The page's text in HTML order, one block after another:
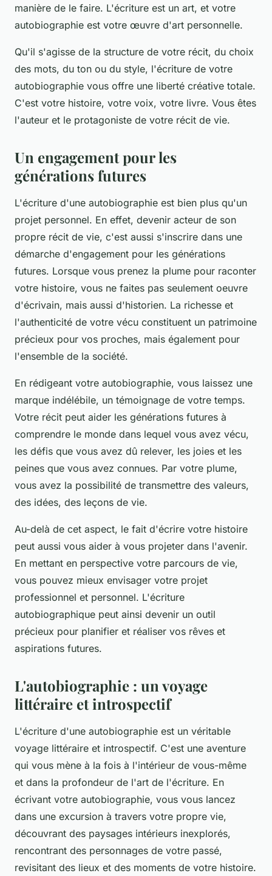
manière de le faire. L'écriture est un art, et votre
autobiographie est votre œuvre d'art personnelle.
Qu'il s'agisse de la structure de votre récit, du choix
des mots, du ton ou du style, l'écriture de votre
autobiographie vous offre une liberté créative totale.
C'est votre histoire, votre voix, votre livre. Vous êtes
l'auteur et le protagoniste de votre récit de vie.
Un engagement pour les
générations futures
L'écriture d'une autobiographie est bien plus qu'un
projet personnel. En effet, devenir acteur de son
propre récit de vie, c'est aussi s'inscrire dans une
démarche d'engagement pour les générations
futures. Lorsque vous prenez la plume pour raconter
votre histoire, vous ne faites pas seulement oeuvre
d'écrivain, mais aussi d'historien. La richesse et
l'authenticité de votre vécu constituent un patrimoine
précieux pour vos proches, mais également pour
l'ensemble de la société.
En rédigeant votre autobiographie, vous laissez une
marque indélébile, un témoignage de votre temps.
Votre récit peut aider les générations futures à
comprendre le monde dans lequel vous avez vécu,
les défis que vous avez dû relever, les joies et les
peines que vous avez connues. Par votre plume,
vous avez la possibilité de transmettre des valeurs,
des idées, des leçons de vie.
Au-delà de cet aspect, le fait d'écrire votre histoire
peut aussi vous aider à vous projeter dans l'avenir.
En mettant en perspective votre parcours de vie,
vous pouvez mieux envisager votre projet
professionnel et personnel. L'écriture
autobiographique peut ainsi devenir un outil
précieux pour planifier et réaliser vos rêves et
aspirations futures.
L'autobiographie : un voyage
littéraire et introspectif
L'écriture d'une autobiographie est un véritable
voyage littéraire et introspectif. C'est une aventure
qui vous mène à la fois à l'intérieur de vous-même
et dans la profondeur de l'art de l'écriture. En
écrivant votre autobiographie, vous vous lancez
dans une excursion à travers votre propre vie,
découvrant des paysages intérieurs inexplorés,
rencontrant des personnages de votre passé,
revisitant des lieux et des moments de votre histoire.